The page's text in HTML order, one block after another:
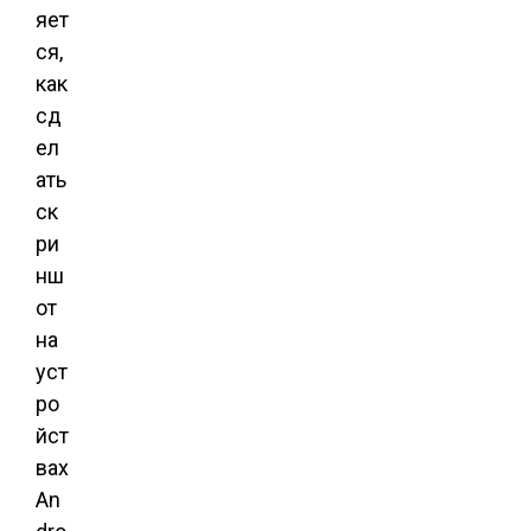
яет
ся,
как
сд
ел
ать
ск
ри
нш
от
на
уст
ро
йст
вах
An